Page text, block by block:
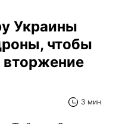
Украины
чтобы
вторжение
3 мин